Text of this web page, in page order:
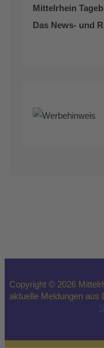
Mittelrhein
Das News- und
Copyright © 2026
aktuelle Meldungen aus